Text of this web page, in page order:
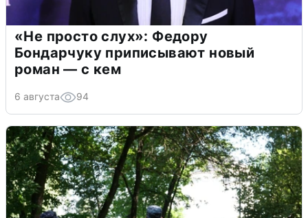
«Не просто слух»: Федору
Бондарчуку приписывают новый
роман — с кем
6 августа 94